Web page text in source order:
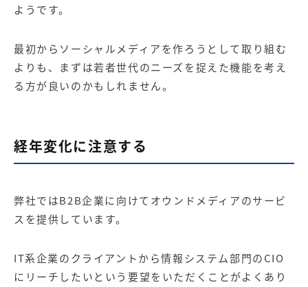
ようです。
最初からソーシャルメディアを作ろうとして取り組む
よりも、まずは若者世代のニーズを捉えた機能を考え
る方が良いのかもしれません。
経年変化に注意する
弊社ではB2B企業に向けてオウンドメディアのサービ
スを提供しています。
IT系企業のクライアントから情報システム部門のCIO
にリーチしたいという要望をいただくことがよくあり